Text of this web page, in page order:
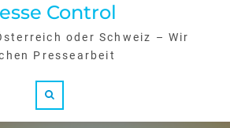
Control
oder Schweiz – Wir
Pressearbeit